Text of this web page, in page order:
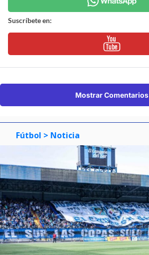
Suscríbete en:
Mostrar Comentarios
Fútbol > Noticia